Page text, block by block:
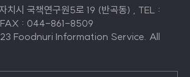
치시 국책연구원5로 19 (반곡동) , TEL :
: 044-861-8509
Foodnuri Information Service. All